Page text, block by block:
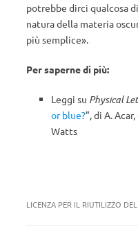
potrebbe dirci qualcosa
natura della materia
più semplice».
Per saperne di più:
Leggi su Physical
or blue?”, di A.
Watts
LICENZA PER IL RIUTILIZZO